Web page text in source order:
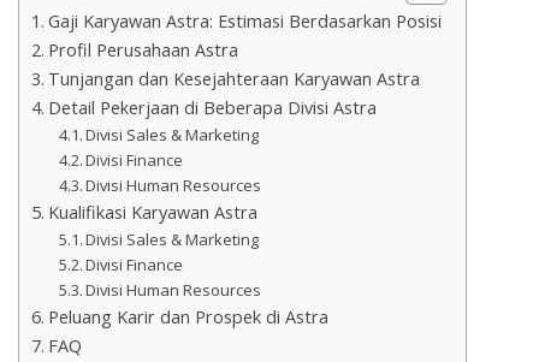
Gaji Karyawan Astra: Estimasi Berdasarkan Posisi
Profil Perusahaan Astra
Tunjangan dan Kesejahteraan Karyawan Astra
Detail Pekerjaan di Beberapa Divisi Astra
Divisi Sales & Marketing
Divisi Finance
Divisi Human Resources
Kualifikasi Karyawan Astra
Divisi Sales & Marketing
Divisi Finance
Divisi Human Resources
Peluang Karir dan Prospek di Astra
FAQ